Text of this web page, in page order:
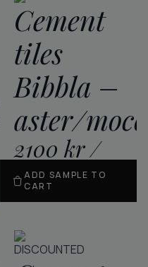
Cement
tiles
Bibbla –
aster/
2100 kr/
m2
ADD SAMPLE TO
CART
DISCOUNTED